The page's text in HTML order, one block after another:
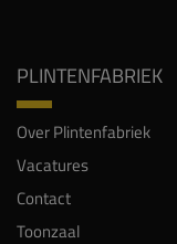
PLINTENFABRIEK
Over Plintenfabriek
Vacatures
Contact
Toonzaal